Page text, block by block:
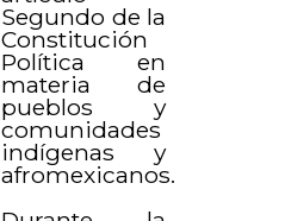
Segundo de la
Constitución
Política en
materia de
pueblos y
comunidades
indígenas y
afromexicanos.